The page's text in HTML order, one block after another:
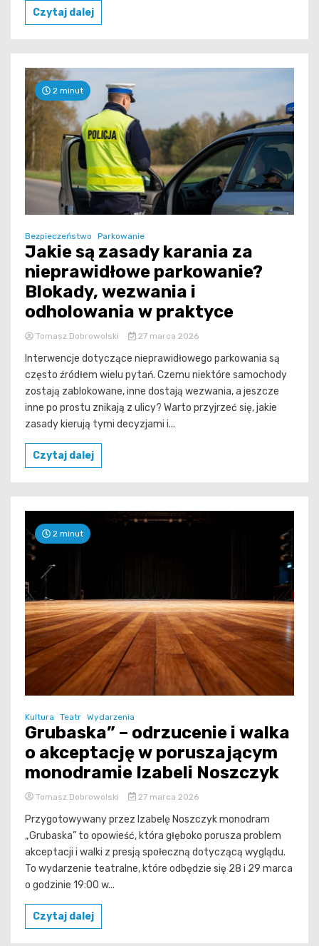
Czytaj dalej
2 minut
Bezpieczeństwo Parkowanie
Jakie są zasady karania za
nieprawidłowe parkowanie?
Blokady, wezwania i
odholowania w praktyce
Tomasz Dobrowolski 27 marca 2026
Interwencje dotyczące nieprawidłowego parkowania są
często źródłem wielu pytań. Czemu niektóre samochody
zostają zablokowane, inne dostają wezwania, a jeszcze
inne po prostu znikają z ulicy? Warto przyjrzeć się, jakie
zasady kierują tymi decyzjami i...
Czytaj dalej
2 minut
Kultura Teatr Wydarzenia
Grubaska” – odrzucenie i walka
o akceptację w poruszającym
monodramie Izabeli Noszczyk
Tomasz Dobrowolski 27 marca 2026
Przygotowywany przez Izabelę Noszczyk monodram
„Grubaska” to opowieść, która głęboko porusza problem
akceptacji i walki z presją społeczną dotyczącą wyglądu.
To wydarzenie teatralne, które odbędzie się 28 i 29 marca
o godzinie 19:00 w...
Czytaj dalej